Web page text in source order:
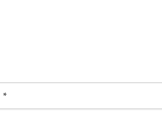
*